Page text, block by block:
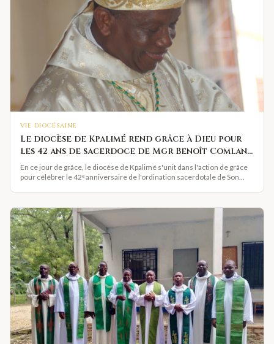
VIE DIOCÉSAINE
Le diocèse de Kpalimé rend grâce à Dieu pour
les 42 ans de sacerdoce de Mgr Benoît Comlan
Messan ALOWONOU
En ce jour de grâce, le diocèse de Kpalimé s'unit dans l'action de grâce
pour célébrer le 42ᵉ anniversaire de l'ordination sacerdotale de Son
semaines de l'ordination épiscopale de Mgr Edmond Yawo AMEKUSE,
cette célébration est une occasion privilégiée de remercier le Seigneur
pour la fidélité d'un pasteur qui continue de servir l'Église avec sagesse
et dévouement.